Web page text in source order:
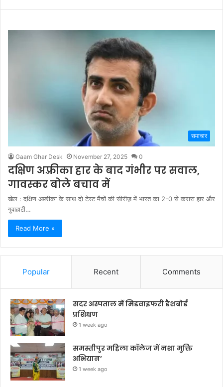
समाचार
Gaam Ghar Desk November 27, 2025 0
दक्षिण अफ़्रीका हार के बाद गंभीर पर सवाल,
गावस्कर बोले बचाव में
खेल : दक्षिण अफ़्रीका के साथ दो टेस्ट मैचों की सीरीज़ में भारत का 2-0 से करारा हार और
गुवाहाटी…
Read More »
Popular Recent Comments
सदर अस्पताल में मिडवाइफरी डैशबोर्ड
प्रशिक्षण
1 week ago
समस्तीपुर महिला कॉलेज में नशा मुक्ति
अभियान’
1 week ago